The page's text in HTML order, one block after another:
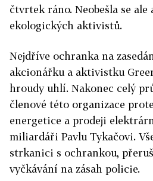
čtvrtek ráno. Neobešla se ale
ekologických aktivistů.
Nejdříve ochranka na
akcionářku a aktivistku
hroudy uhlí. Nakonec celý
členové této organizace
energetice a prodeji
miliardáři Pavlu Tykačovi.
strkanici s ochrankou,
vyčkávání na zásah policie.